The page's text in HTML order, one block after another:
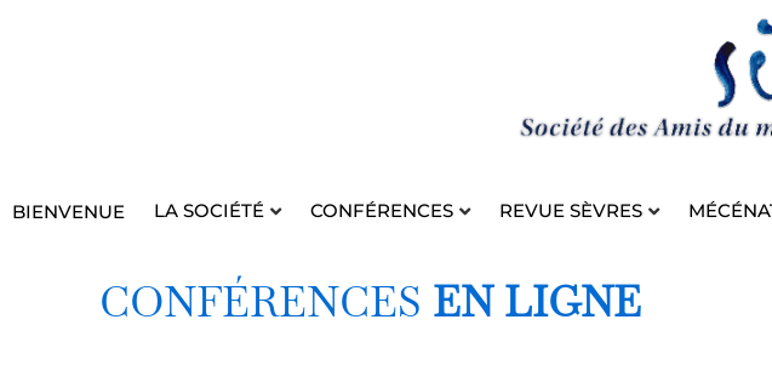
BIENVENUE LA SOCIÉTÉ CONFÉRENCES REVUE SÈVRES
CONFÉRENCES EN LIGNE